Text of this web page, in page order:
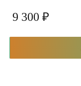
9 300 ₽